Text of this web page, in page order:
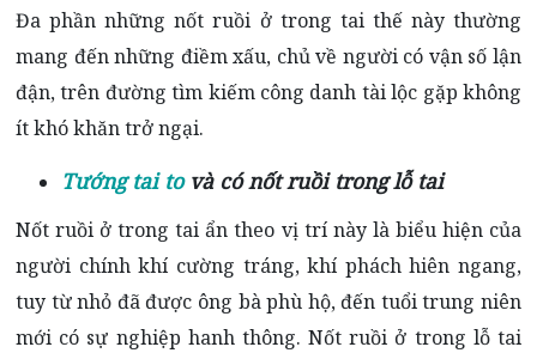
Đa phần những nốt ruồi ở trong tai thế này thường
mang đến những điềm xấu, chủ về người có vận số lận
đận, trên đường tìm kiếm công danh tài lộc gặp không
ít khó khăn trở ngại.
Tướng tai tovà có nốt ruồi trong lỗ tai
Nốt ruồi ở trong tai ẩn theo vị trí này là biểu hiện của
người chính khí cường tráng, khí phách hiên ngang,
tuy từ nhỏ đã được ông bà phù hộ, đến tuổi trung niên
mới có sự nghiệp hanh thông. Nốt ruồi ở trong lỗ tai